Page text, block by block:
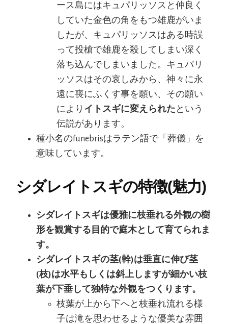
ース島にはキュパリッソスと仲良く
していた金色の角をもつ雄鹿がいま
したが、キュパリッソスはある時誤
って投槍で雄鹿を殺してしまい深く
落ち込んでしまいました。キュパリ
ッソスはその哀しみから、神々に永
遠に喪にふくす事を願い、その願い
により イトスギに変えられた という
伝説があります。
種小名のfunebrisはラテン語で「葬儀」を
意味しています。
シダレイトスギの特徴(魅力)
シダレイトスギは優雅に枝垂れる外観の樹
形を観賞する目的で庭木として育てられま
す。
シダレイトスギの茎(幹)は垂直に伸び茎
(枝)は水平もしくは斜上しますが細かい枝
葉が下垂して独特な外観をつくります。
枝葉が上から下へと枝垂れ流れる様
子は滝を思わせるような優美な雰囲